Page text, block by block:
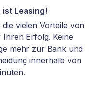
ist Leasing!
die vielen Vorteile von
Ihren Erfolg. Keine
mehr zur Bank und
innerhalb von